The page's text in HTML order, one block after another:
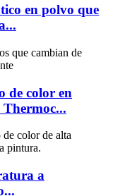
en polvo que
de color en
a